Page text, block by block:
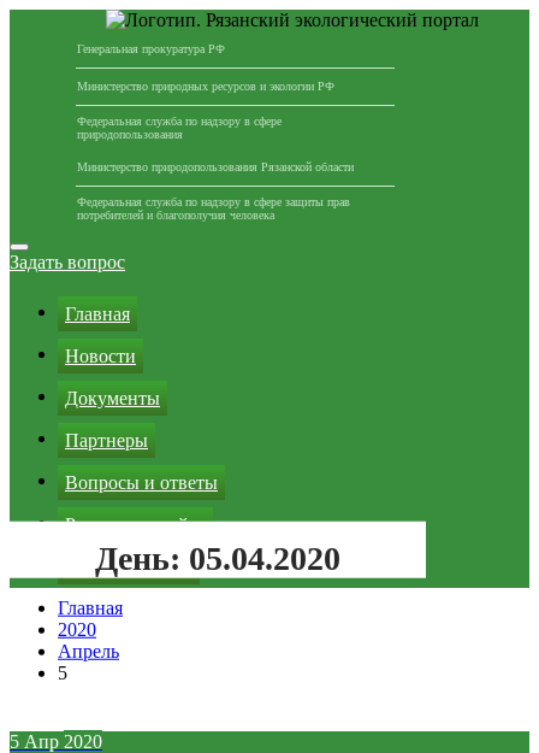
Генеральная прокуратура РФ
Министерство природных ресурсов и экологии РФ
Федеральная служба по надзору в сфере
природопользования
Министерство природопользования Рязанской области
Федеральная служба по надзору в сфере защиты прав
потребителей и благополучия человека
Перейти
к
Задать вопрос
Главная
Новости
Документы
Партнеры
Вопросы и ответы
Реклама на сайте
Зеленая кнопка
День: 05.04.2020
Главная
2020
Апрель
5
5 Апр 2020